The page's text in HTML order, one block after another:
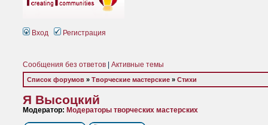
Вход Регистрация
Сообщения без ответов Активные темы
Список форумов » Творческие мастерские » Стихи
Я Высоцкий
Модератор: Модераторы творческих мастерских